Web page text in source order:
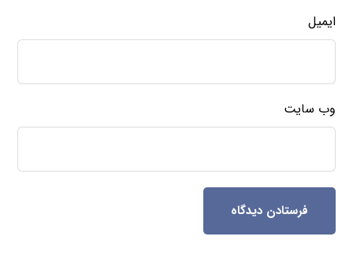
ایمیل
وب‌ سایت
فرستادن دیدگاه